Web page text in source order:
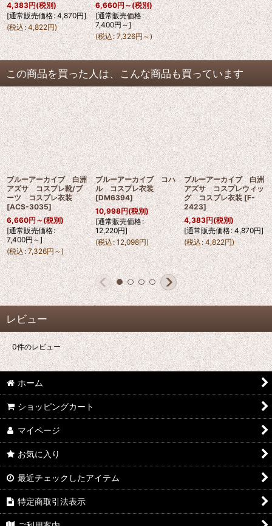
4,383円(税別)
[通常販売価格: 4,870円]
(税込: 4,822円)
6,660円～(税別)
[通常販売価格:
7,400円～]
(税込: 7,326円～)
この商品を買った人は、こんな商品も買っています
ブルーアーカイブ 白洲
アズサ コスプレ靴/ブ
ーツ コスプレ衣装
[ACS-3035]
6,660円～(税別)
[通常販売価格:
7,400円～]
(税込: 7,326円～)
ブルーアーカイブ コハ
ル コスプレ衣装
[DM6394]
10,998円(税別)
[通常販売価格:
12,220円]
(税込: 12,098円)
ブルーアーカイブ 白洲
アズサ コスプレウィッ
グ コスプレ衣装 [F-
2423]
4,383円(税別)
[通常販売価格: 4,870円]
(税込: 4,822円)
レビュー
0件のレビュー
ホーム
ショッピングカート
マイページ
お気に入り
最近チェックしたアイテム
特定商取引法表示